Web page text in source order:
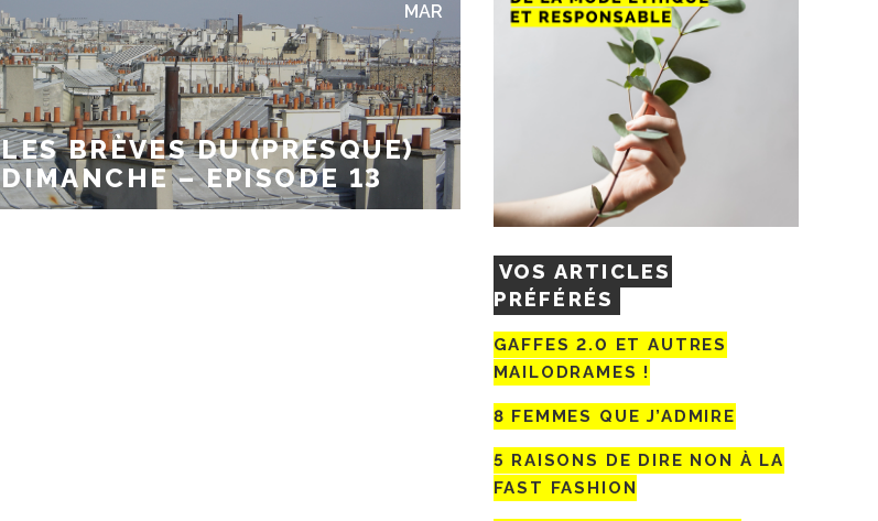
MAR
LES BRÈVES DU (PRESQUE)
DIMANCHE – EPISODE 13
VOS ARTICLES
PRÉFÉRÉS
GAFFES 2.0 ET AUTRES
MAILODRAMES !
8 FEMMES QUE J’ADMIRE
5 RAISONS DE DIRE NON À LA
FAST FASHION